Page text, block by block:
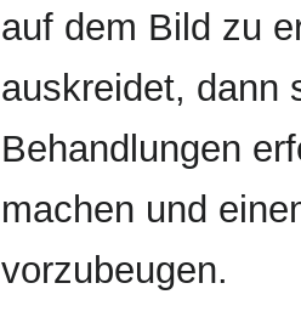
auf dem Bild zu
auskreidet, dann
Behandlungen
machen und
vorzubeugen.